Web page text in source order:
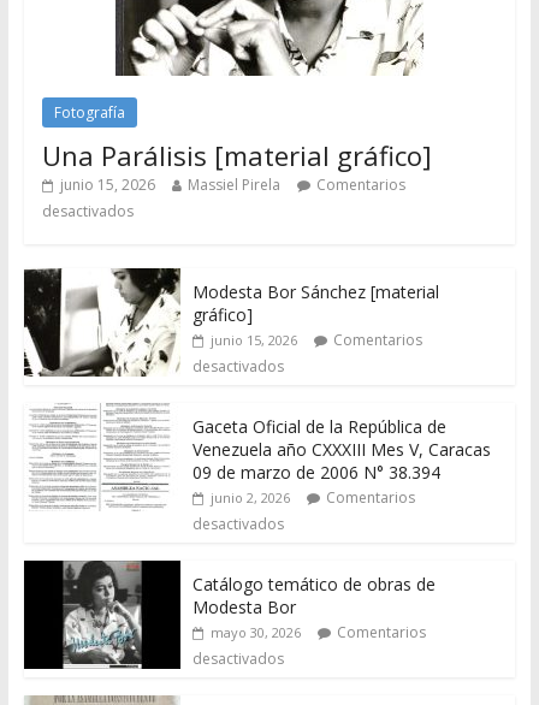
Fotografía
Una Parálisis [material gráfico]
junio 15, 2026 Massiel Pirela
Comentarios
desactivados
Modesta Bor Sánchez [material
gráfico]
junio 15, 2026
Comentarios
desactivados
Gaceta Oficial de la República de
Venezuela año CXXXIII Mes V, Caracas
09 de marzo de 2006 N° 38.394
junio 2, 2026
Comentarios
desactivados
Catálogo temático de obras de
Modesta Bor
mayo 30, 2026
Comentarios
desactivados